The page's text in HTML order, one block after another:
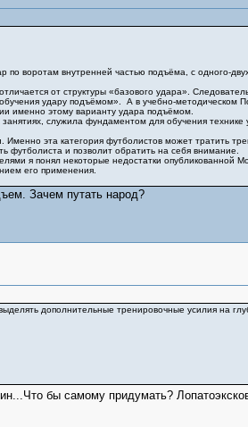
воротам внутренней частью подъёма, с одного-
от структуры «базового удара».
удару подъёмом». А в учебно-методическом
именно этому варианту удара подъёмом.
служила фундаментом для обучения технике
эта категория футболистов может тратить
футболиста и позволит обратить на себя внимание.
я понял некоторые недостатки опубликованной
его применения.
Зачем путать народ?
дополнительные тренировочные усилия на
бы самому придумать?